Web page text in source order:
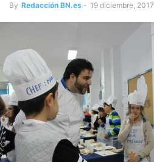
By Redacción BN.es - 19 diciembre, 2017